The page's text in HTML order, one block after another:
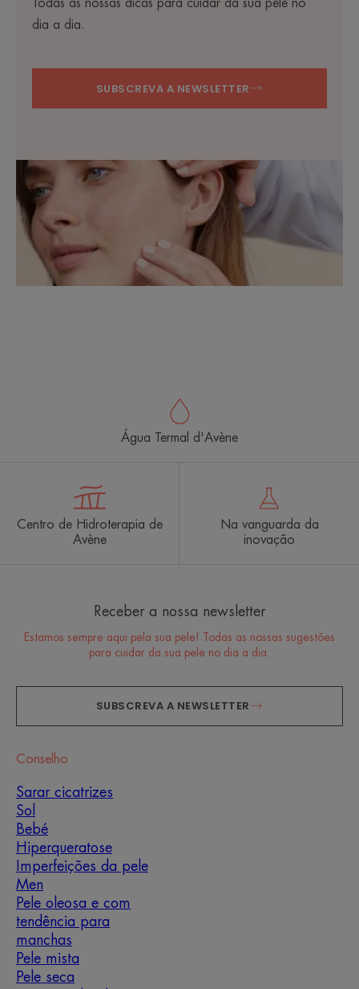
Todas as nossas dicas para cuidar da sua pele no
dia a dia.
SUBSCREVA A NEWSLETTER
Água Termal d'Avène
Centro de Hidroterapia de
Avène
Na vanguarda da
inovação
Receber a nossa newsletter
Estamos sempre aqui pela sua pele! Todas as nossas sugestões
para cuidar da sua pele no dia a dia.
SUBSCREVA A NEWSLETTER
Conselho
Sarar cicatrizes
Sol
Bebé
Hiperqueratose
Imperfeições da pele
Men
Pele oleosa e com
tendência para
manchas
Pele mista
Pele seca